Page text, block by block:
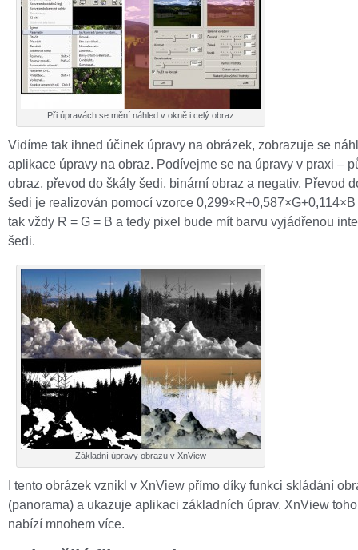
Při úpravách se mění náhled v okně i celý obraz
Vidíme tak ihned účinek úpravy na obrázek, zobrazuje se
aplikace úpravy na obraz. Podívejme se na úpravy v praxi –
obraz, převod do škály šedi, binární obraz a negativ. Převod
šedi je realizován pomocí vzorce
tak vždy R = G = B a tedy pixel bude mít barvu vyjádřenou
šedi.
Základní úpravy obrazu v XnView
I tento obrázek vznikl v XnView přímo díky funkci skládání
(panorama) a ukazuje aplikaci základních úprav. XnView
nabízí mnohem více.